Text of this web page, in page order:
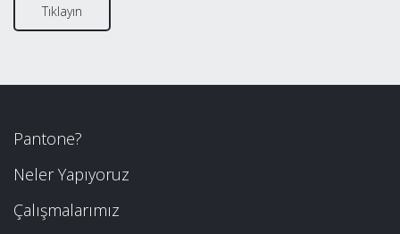
Tıklayın
Pantone?
Neler Yapıyoruz
Çalışmalarımız